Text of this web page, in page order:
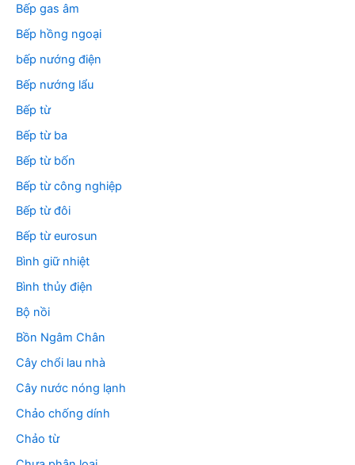
Bếp gas âm
Bếp hồng ngoại
bếp nướng điện
Bếp nướng lẩu
Bếp từ
Bếp từ ba
Bếp từ bốn
Bếp từ công nghiệp
Bếp từ đôi
Bếp từ eurosun
Bình giữ nhiệt
Bình thủy điện
Bộ nồi
Bồn Ngâm Chân
Cây chổi lau nhà
Cây nước nóng lạnh
Chảo chống dính
Chảo từ